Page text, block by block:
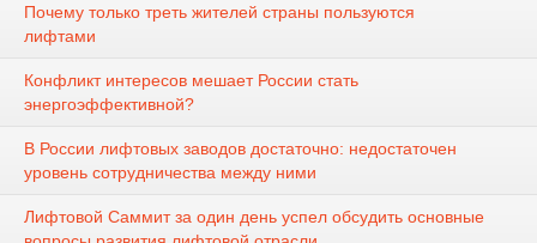
Почему только треть жителей страны пользуются
лифтами
Конфликт интересов мешает России стать
энергоэффективной?
В России лифтовых заводов достаточно: недостаточен
уровень сотрудничества между ними
Лифтовой Саммит за один день успел обсудить основные